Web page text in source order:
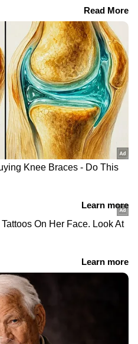
ഒരുവീട്ടിൽ രണ്ടുമുറികളിൽ
താമസം, മുംബൈ
യാത്രയിലെ
പെൺസുഹൃത്തും സ്വത്ത്
കാരനായ ടെക്കി പിടിയിൽ
വിവാഹമോചന കേസ്
കൊടുത്തതിലുള്ള
വൈരാഗ്യം; ഭാര്യയെയും
മക്കളെയും ആക്രമിച്ച
യുവാവ് പിടിയിൽ